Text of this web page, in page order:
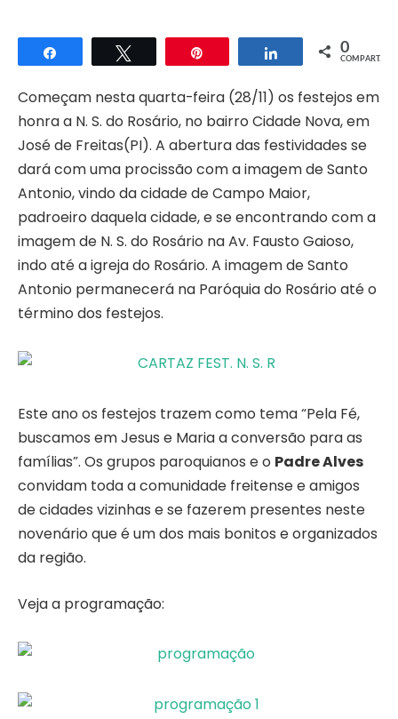
Compartilhar Compartilhar
0
COMPART.
Começam nesta quarta-feira (28/11) os festejos em
honra a N. S. do Rosário, no bairro Cidade Nova, em
José de Freitas(PI). A abertura das festividades se
dará com uma procissão com a imagem de Santo
Antonio, vindo da cidade de Campo Maior,
padroeiro daquela cidade, e se encontrando com a
imagem de N. S. do Rosário na Av. Fausto Gaioso,
indo até a igreja do Rosário. A imagem de Santo
Antonio permanecerá na Paróquia do Rosário até o
término dos festejos.
Este ano os festejos trazem como tema “Pela Fé,
buscamos em Jesus e Maria a conversão para as
famílias”. Os grupos paroquianos e o Padre Alves
convidam toda a comunidade freitense e amigos
de cidades vizinhas e se fazerem presentes neste
novenário que é um dos mais bonitos e organizados
da região.
Veja a programação: